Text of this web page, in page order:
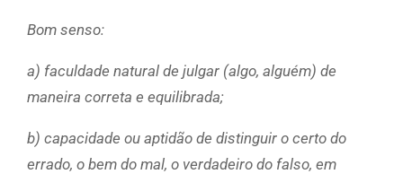
Bom senso:
a) faculdade natural de julgar (algo, alguém) de
maneira correta e equilibrada;
b) capacidade ou aptidão de distinguir o certo do
errado, o bem do mal, o verdadeiro do falso, em